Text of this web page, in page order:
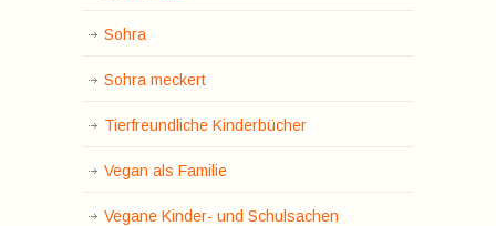
Sohra
Sohra meckert
Tierfreundliche Kinderbücher
Vegan als Familie
Vegane Kinder- und Schulsachen